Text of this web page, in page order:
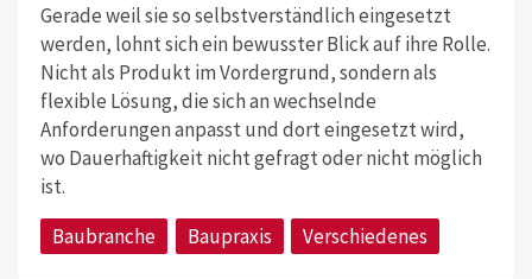
Gerade weil sie so selbstverständlich eingesetzt
werden, lohnt sich ein bewusster Blick auf ihre Rolle.
Nicht als Produkt im Vordergrund, sondern als
flexible Lösung, die sich an wechselnde
Anforderungen anpasst und dort eingesetzt wird,
wo Dauerhaftigkeit nicht gefragt oder nicht möglich
ist.
Baubranche
Baupraxis Verschiedenes